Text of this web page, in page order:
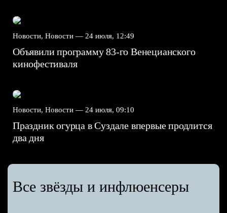
Новости, Новости — 24 июля, 12:49
Объявили программу 83-го Венецианского
кинофестиваля
Новости, Новости — 24 июля, 09:10
Праздник огурца в Суздале впервые продлится
два дня
Все звёзды и инфлюенсеры